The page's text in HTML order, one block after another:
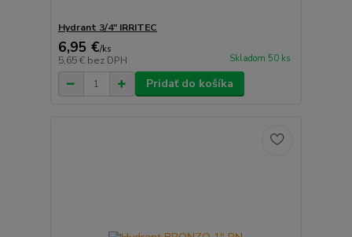
Hydrant 3/4" IRRITEC
6,95 €/ks
5,65 € bez DPH Skladom 50 ks
Pridať do košíka